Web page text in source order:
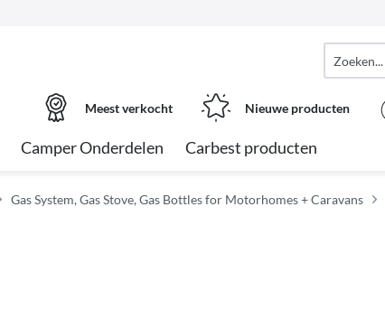
Meest verkocht Nieuwe producten
Camper Onderdelen Carbest producten
Gas System, Gas Stove, Gas Bottles for Motorhomes + Caravans